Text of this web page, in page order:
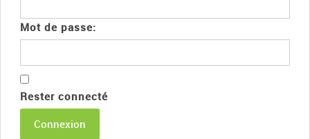
Mot de passe:
Rester connecté
Connexion